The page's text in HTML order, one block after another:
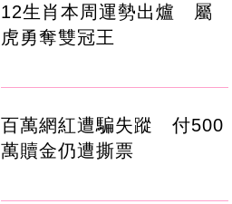
12生肖本周運勢出爐 屬
虎勇奪雙冠王
百萬網紅遭騙失蹤 付500
萬贖金仍遭撕票